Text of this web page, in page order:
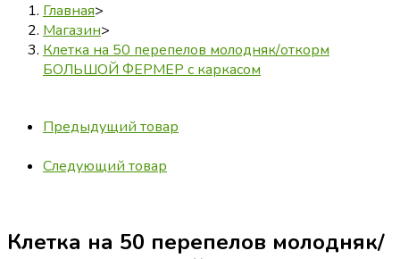
Главная>
Магазин>
Клетка на 50 перепелов молодняк/откорм
БОЛЬШОЙ ФЕРМЕР с каркасом
Предыдущий товар
Следующий товар
Клетка на 50 перепелов молодняк/